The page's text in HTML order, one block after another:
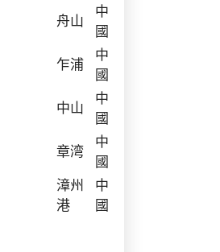
舟山
中
國
乍浦
中
國
中山
中
國
章湾
中
國
漳州
港
中
國